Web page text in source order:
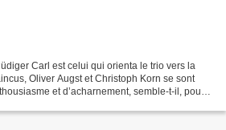
Carl est celui qui orienta le trio vers la
Oliver Augst et Christoph Korn se sont
et d’acharnement, semble-t-il, pour